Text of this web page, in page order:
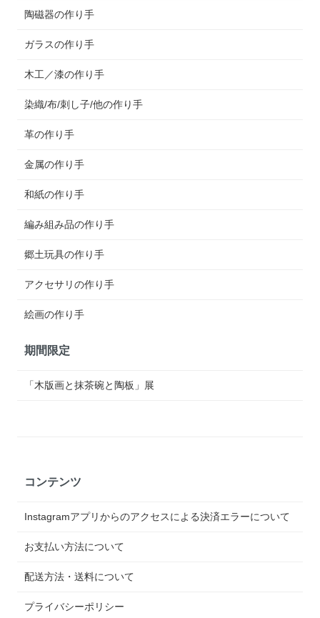
陶磁器の作り手
ガラスの作り手
木工／漆の作り手
染織/布/刺し子/他の作り手
革の作り手
金属の作り手
和紙の作り手
編み組み品の作り手
郷土玩具の作り手
アクセサリの作り手
絵画の作り手
期間限定
「木版画と抹茶碗と陶板」展
コンテンツ
Instagramアプリからのアクセスによる決済エラーについて
お支払い方法について
配送方法・送料について
プライバシーポリシー